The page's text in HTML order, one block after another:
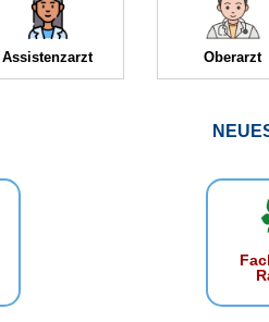
Assistenzarzt Oberarzt